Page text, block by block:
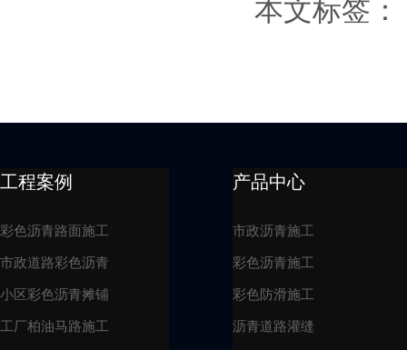
本文标签：
工程案例
彩色沥青路面施工
市政道路彩色沥青
小区彩色沥青摊铺
工厂柏油马路施工
产品中心
市政沥青施工
彩色沥青施工
彩色防滑施工
沥青道路灌缝